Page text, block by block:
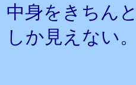
中身をきちん
しか見えない。